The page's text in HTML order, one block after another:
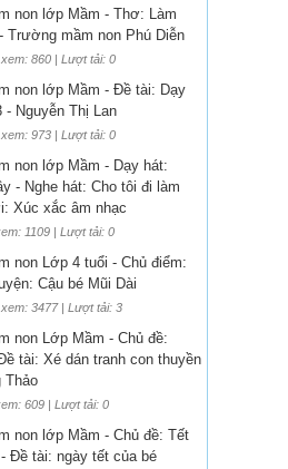
non lớp Mầm - Thơ: Làm
Trường mầm non Phú Diễn
860 | Lượt tải: 0
non lớp Mầm - Đề tài: Dạy
- Nguyễn Thị Lan
973 | Lượt tải: 0
non lớp Mầm - Dạy hát:
- Nghe hát: Cho tôi đi làm
Xúc xắc âm nhạc
1109 | Lượt tải: 0
non Lớp 4 tuổi - Chủ điểm:
Cậu bé Mũi Dài
3477 | Lượt tải: 3
non Lớp Mầm - Chủ đề:
tài: Xé dán tranh con thuyền
Thảo
609 | Lượt tải: 0
non lớp Mầm - Chủ đề: Tết
Đề tài: ngày tết của bé